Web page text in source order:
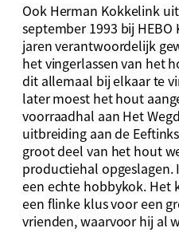
Ook Herman Kokkelink
september 1993 bij
jaren verantwoordelijk
het vingerlassen van het
dit allemaal bij elkaar te
later moest het hout
voorraadhal aan Het
uitbreiding aan de
groot deel van het hout
productiehal opgeslagen.
een echte hobbykok. Het
een flinke klus voor een
vrienden, waarvoor hij al